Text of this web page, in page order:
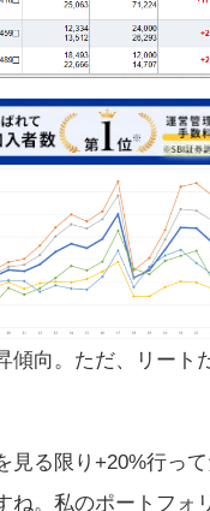
傾向。ただ、リート
見る限り+20%行っ
ね。私のポートフォ